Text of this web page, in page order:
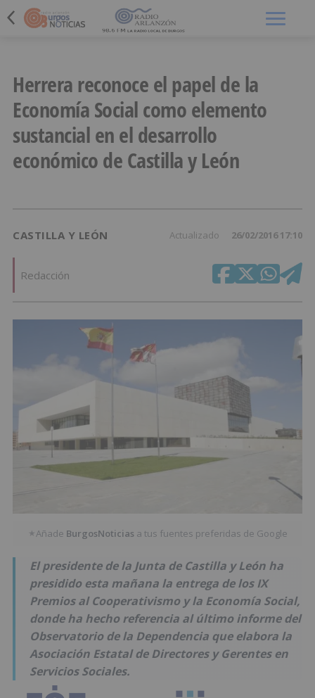
Herrera reconoce el papel de la
Economía Social como elemento
sustancial en el desarrollo
económico de Castilla y León
CASTILLA Y LEÓN Actualizado 26/02/2016 17:10
Redacción
★Añade BurgosNoticias a tus fuentes preferidas de Google
El presidente de la Junta de Castilla y León ha
presidido esta mañana la entrega de los IX
Premios al Cooperativismo y la Economía Social,
donde ha hecho referencia al último informe del
Observatorio de la Dependencia que elabora la
Asociación Estatal de Directores y Gerentes en
Servicios Sociales.